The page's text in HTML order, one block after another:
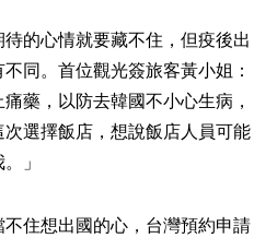
的心情就要藏不住，但疫後出
同。首位觀光簽旅客黃小姐：
藥，以防去韓國不小心生病，
選擇飯店，想說飯店人員可能
」
住想出國的心，台灣預約申請